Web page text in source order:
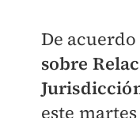
De
sobre
este